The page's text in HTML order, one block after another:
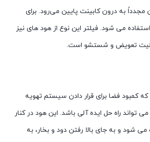
به درون کابینت پایین می‌رود. برای
می شود. فیلتر این نوع از هود های نیز
تعویض و شستشو است.
که کمبود فضا برای قرار دادن سیستم تهویه
تواند راه حل ایده آلی باشد. این هود در کنار
شود و به جای بالا رفتن دود و بخار، به